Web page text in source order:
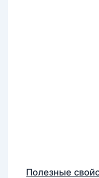
Полезные